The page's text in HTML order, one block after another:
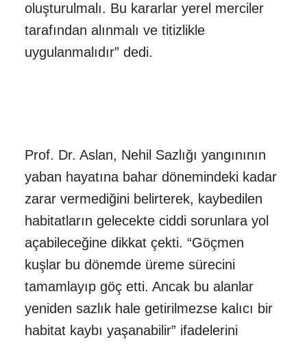
oluşturulmalı. Bu kararlar yerel merciler
tarafından alınmalı ve titizlikle
uygulanmalıdır” dedi.
Prof. Dr. Aslan, Nehil Sazlığı yangınının
yaban hayatına bahar dönemindeki kadar
zarar vermediğini belirterek, kaybedilen
habitatların gelecekte ciddi sorunlara yol
açabileceğine dikkat çekti. “Göçmen
kuşlar bu dönemde üreme sürecini
tamamlayıp göç etti. Ancak bu alanlar
yeniden sazlık hale getirilmezse kalıcı bir
habitat kaybı yaşanabilir” ifadelerini